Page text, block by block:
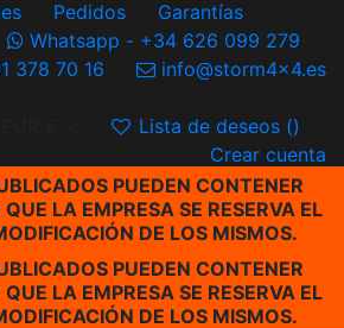
Pedidos
Garantías
Whatsapp - +34 626 099 279
378 70 16
info@storm4x4.es
Lista de deseos ()
Crear cuenta
PUEDEN CONTENER
LA EMPRESA SE RESERVA EL
DE LOS MISMOS.
PUEDEN CONTENER
LA EMPRESA SE RESERVA EL
DE LOS MISMOS.